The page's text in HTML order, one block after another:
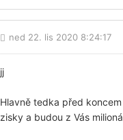
ned 22. lis 2020 8:24:17
jj
Hlavně tedka před
zisky a budou z Vás